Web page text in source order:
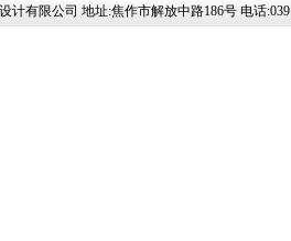
计有限公司 地址:焦作市解放中路186号 电话